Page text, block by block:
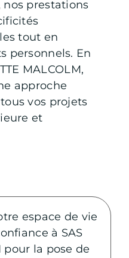
prestations
tout en
personnels. En
MALCOLM,
approche
vos projets
et
espace de vie
à SAS
pour la pose de